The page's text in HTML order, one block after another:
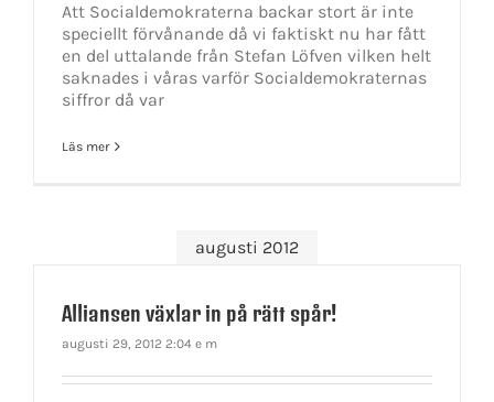
Att Socialdemokraterna backar stort är inte
speciellt förvånande då vi faktiskt nu har fått
en del uttalande från Stefan Löfven vilken helt
saknades i våras varför Socialdemokraternas
siffror då var
Läs mer
augusti 2012
Alliansen växlar in på rätt spår!
augusti 29, 2012 2:04 e m